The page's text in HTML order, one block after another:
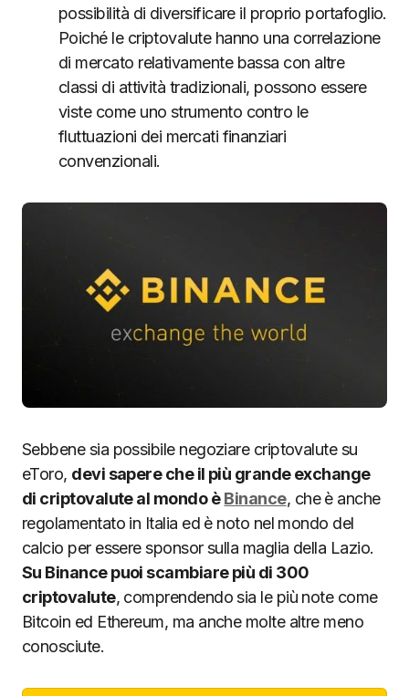
possibilità di diversificare il proprio portafoglio.
Poiché le criptovalute hanno una correlazione
di mercato relativamente bassa con altre
classi di attività tradizionali, possono essere
viste come uno strumento contro le
fluttuazioni dei mercati finanziari
convenzionali.
Sebbene sia possibile negoziare criptovalute su
eToro, devi sapere che il più grande exchange
di criptovalute al mondo è Binance, che è anche
regolamentato in Italia ed è noto nel mondo del
calcio per essere sponsor sulla maglia della Lazio.
Su Binance puoi scambiare più di 300
criptovalute, comprendendo sia le più note come
Bitcoin ed Ethereum, ma anche molte altre meno
conosciute.